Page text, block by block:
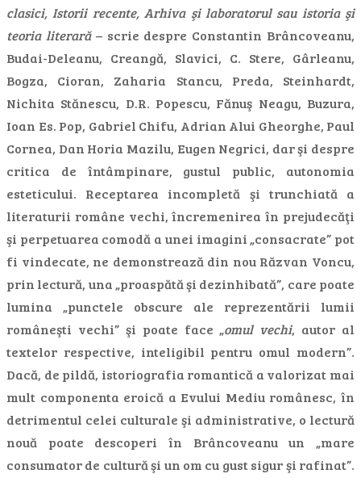
clasici, Istorii recente, Arhiva şi laboratorul sau istoria şi
teoria literară– scrie despre Constantin Brâncoveanu,
Budai-Deleanu, Creangă, Slavici, C. Stere, Gârleanu,
Bogza, Cioran, Zaharia Stancu, Preda, Steinhardt,
Nichita Stănescu, D.R. Popescu, Fănuş Neagu, Buzura,
Ioan Es. Pop, Gabriel Chifu, Adrian Alui Gheorghe, Paul
Cornea, Dan Horia Mazilu, Eugen Negrici, dar şi despre
critica de întâmpinare, gustul public, autonomia
esteticului. Receptarea incompletă şi trunchiată a
literaturii române vechi, încremenirea în prejudecăţi
şi perpetuarea comodă a unei imagini „consacrate” pot
fi vindecate, ne demonstrează din nou Răzvan Voncu,
prin lectură, una „proaspătă şi dezinhibată”, care poate
lumina „punctele obscure ale reprezentării lumii
româneşti vechi” şi poate face „omul vechi, autor al
textelor respective, inteligibil pentru omul modern”.
Dacă, de pildă, istoriografia romantică a valorizat mai
mult componenta eroică a Evului Mediu românesc, în
detrimentul celei culturale şi administrative, o lectură
nouă poate descoperi în Brâncoveanu un „mare
consumator de cultură şi un om cu gust sigur şi rafinat”.